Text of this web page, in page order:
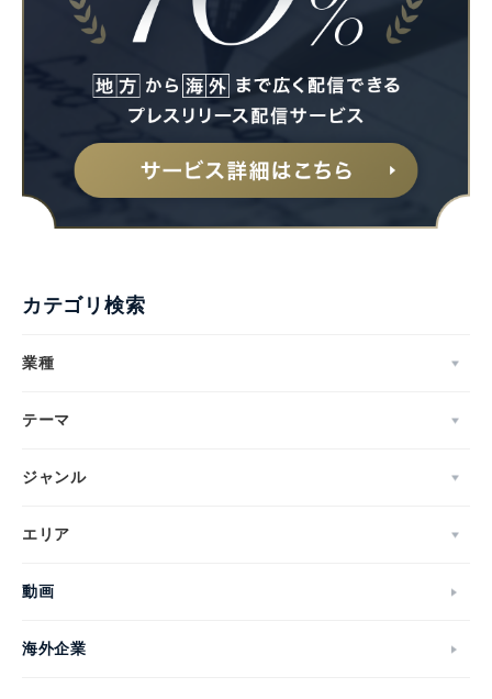
カテゴリ検索
業種
テーマ
ジャンル
エリア
動画
海外企業